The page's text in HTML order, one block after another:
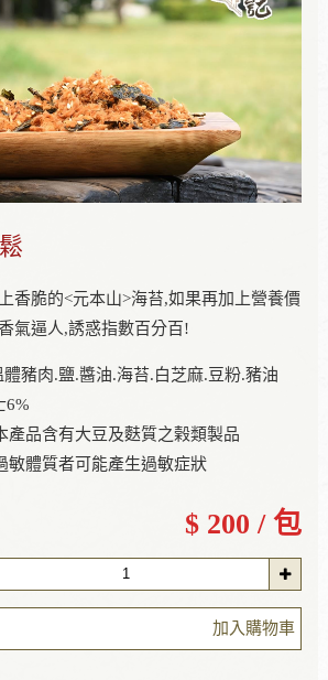
香脆的<元本山>海苔,如果再加上營養價
氣逼人,誘惑指數百分百!
豬肉.鹽.醬油.海苔.白芝麻.豆粉.豬油
6%
產品含有大豆及麩質之榖類製品
敏體質者可能產生過敏症狀
$ 200 / 包
加入購物車